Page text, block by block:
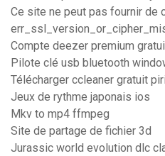
Ce site ne peut pas fournir de
Compte deezer premium
Pilote clé usb bluetooth
Télécharger ccleaner gratuit
Jeux de rythme japonais ios
Mkv to mp4 ffmpeg
Site de partage de fichier 3d
Jurassic world evolution dlc